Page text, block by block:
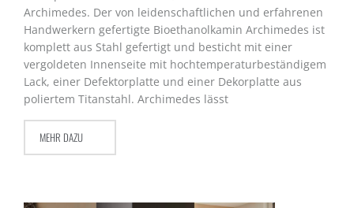
Archimedes. Der von leidenschaftlichen und erfahrenen
Handwerkern gefertigte Bioethanolkamin Archimedes ist
komplett aus Stahl gefertigt und besticht mit einer
vergoldeten Innenseite mit hochtemperaturbeständigem
Lack, einer Defektorplatte und einer Dekorplatte aus
poliertem Titanstahl. Archimedes lässt
MEHR DAZU